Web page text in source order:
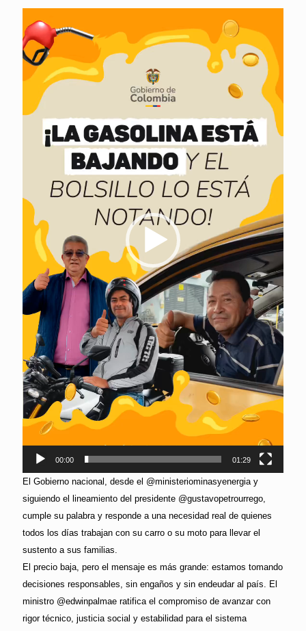
de
vídeo
00:00 01:29
El Gobierno nacional, desde el @ministeriominasyenergia y
siguiendo el lineamiento del presidente @gustavopetrourrego,
cumple su palabra y responde a una necesidad real de quienes
todos los días trabajan con su carro o su moto para llevar el
sustento a sus familias.
El precio baja, pero el mensaje es más grande: estamos tomando
decisiones responsables, sin engaños y sin endeudar al país. El
ministro @edwinpalmae ratifica el compromiso de avanzar con
rigor técnico, justicia social y estabilidad para el sistema